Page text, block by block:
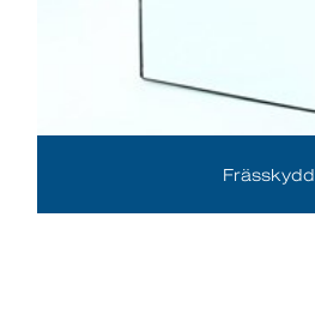
Frässkydd